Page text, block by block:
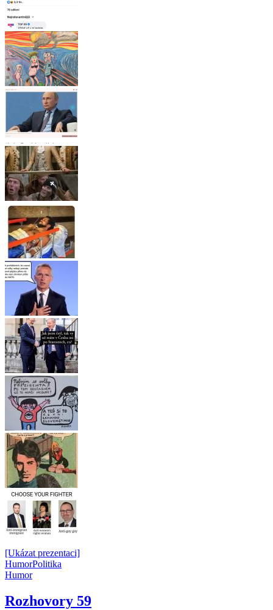
[Ukázat prezentaci]
HumorPolitika
Humor
Rozhovory 59